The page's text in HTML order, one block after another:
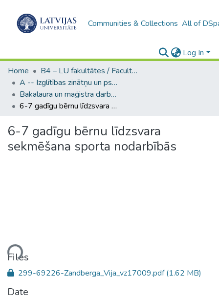
Communities & Collections All of
Log In
Home
B4 – LU fakultātes / Faculties of the UL
A -- Izglītības zinātņu un psiholoģijas fakultāte / Faculty of Education Sciences and Psychology
Bakalaura un maģistra darbi (PPMF) / Bachelor's and Master's theses
6-7 gadīgu bērnu līdzsvara sekmēšana sporta nodarbībās
6-7 gadīgu bērnu līdzsvara
sekmēšana sporta nodarbībās
Files
299-69226-Zandberga_Vija_vz17009.pdf(1.62 MB)
Date